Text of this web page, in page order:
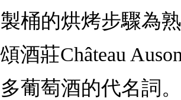
桶的烘烤步驟為
酒莊Château
葡萄酒的代名詞